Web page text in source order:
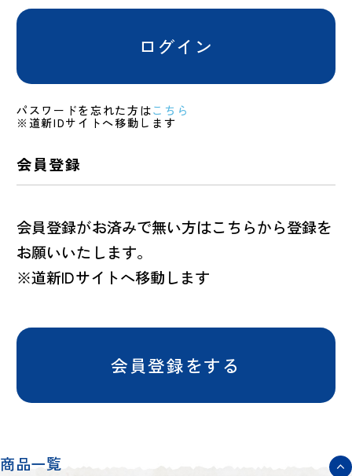
ログイン
パスワードを忘れた方はこちら
※道新IDサイトへ移動します
会員登録
会員登録がお済みで無い方はこちらから登録を
お願いいたします。
※道新IDサイトへ移動します
会員登録をする
商品一覧